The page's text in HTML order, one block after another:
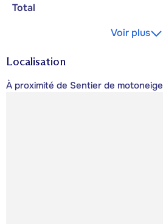
Total
Voir plus
Localisation
À proximité de Sentier de motoneige